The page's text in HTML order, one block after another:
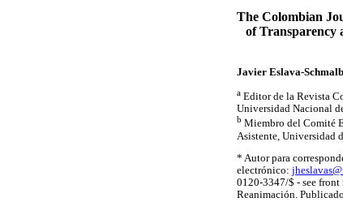
The Colombian
of Transparency
Javier Eslava-
a Editor de la Revista
Universidad Nacional
b Miembro del Comité
Asistente, Universidad
* Autor para
electrónico:
0120-3347/$ - see
Reanimación.